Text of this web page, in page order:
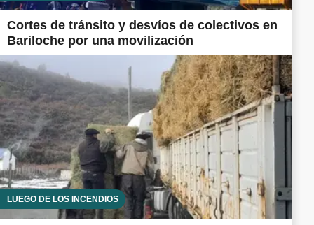
Cortes de tránsito y desvíos de colectivos en
Bariloche por una movilización
LUEGO DE LOS INCENDIOS